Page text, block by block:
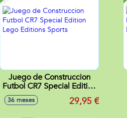
Juego de Construccion
Futbol CR7 Special Edition
Lego Editions Sports
36 meses 29,95 €